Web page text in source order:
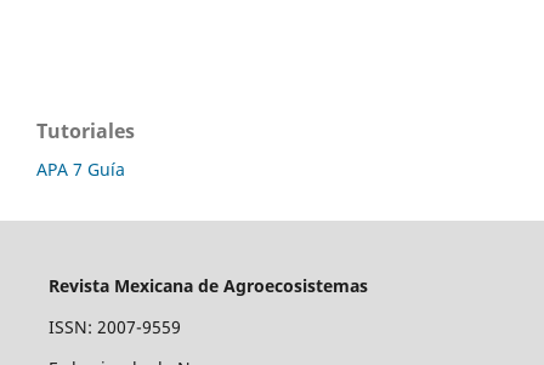
Tutoriales
APA 7 Guía
Revista Mexicana de Agroecosistemas
ISSN: 2007-9559